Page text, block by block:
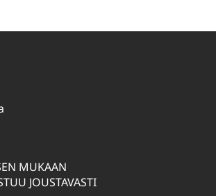
MUKAAN
JOUSTAVASTI